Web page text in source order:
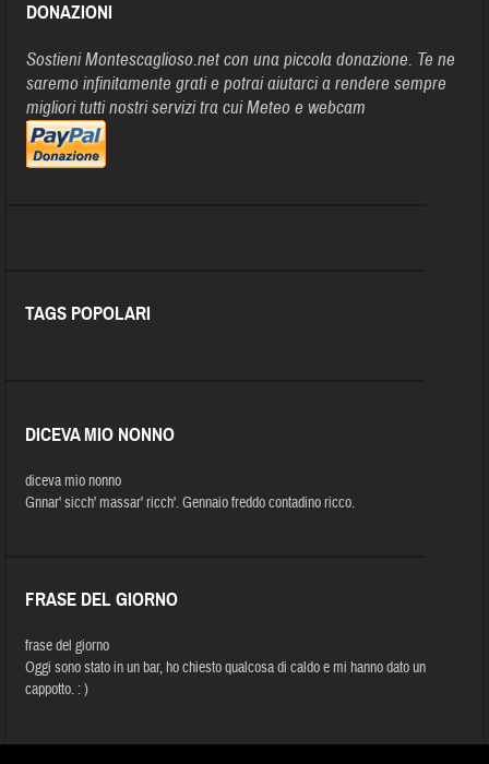
DONAZIONI
Sostieni Montescaglioso.net con una piccola donazione. Te ne
saremo infinitamente grati e potrai aiutarci a rendere sempre
migliori tutti nostri servizi tra cui Meteo e webcam
TAGS POPOLARI
DICEVA MIO NONNO
diceva mio nonno
Gnnar' sicch' massar' ricch'. Gennaio freddo contadino ricco.
FRASE DEL GIORNO
frase del giorno
Oggi sono stato in un bar, ho chiesto qualcosa di caldo e mi hanno dato un
cappotto. : )